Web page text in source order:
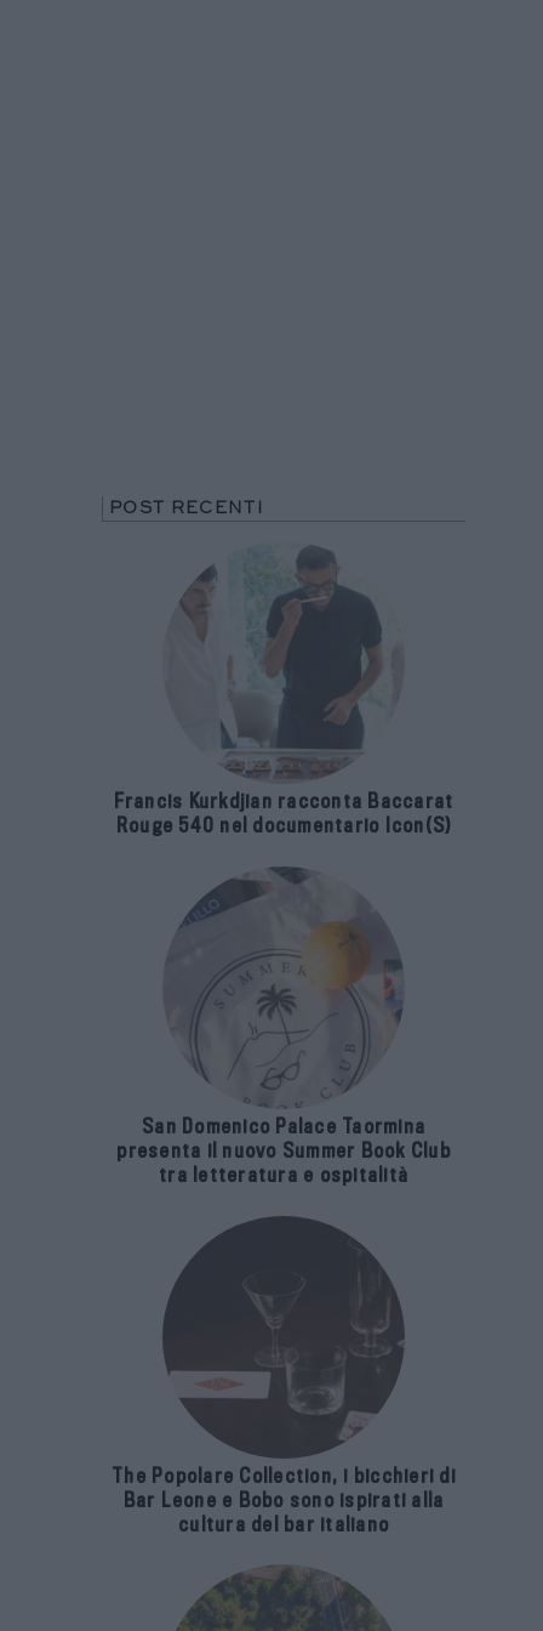
POST RECENTI
Francis Kurkdjian racconta Baccarat
Rouge 540 nel documentario Icon(S)
San Domenico Palace Taormina
presenta il nuovo Summer Book Club
tra letteratura e ospitalità
The Popolare Collection, i bicchieri di
Bar Leone e Bobo sono ispirati alla
cultura del bar italiano